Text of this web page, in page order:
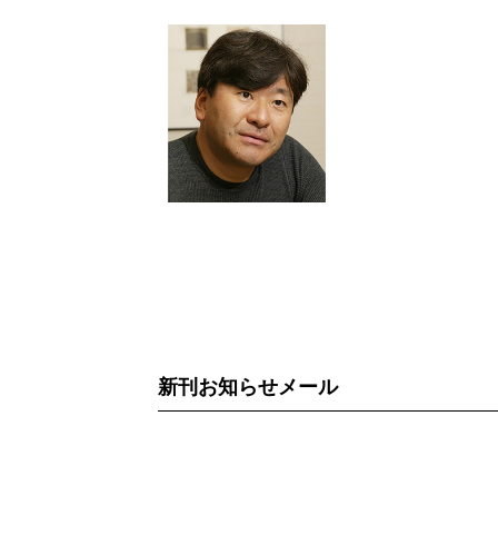
新刊お知らせメール